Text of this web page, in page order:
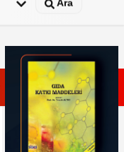
Ara
Üye Paneli